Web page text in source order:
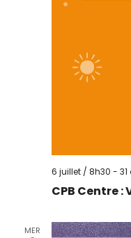
CPB Centre :
6 juillet / 8h30 -
MER